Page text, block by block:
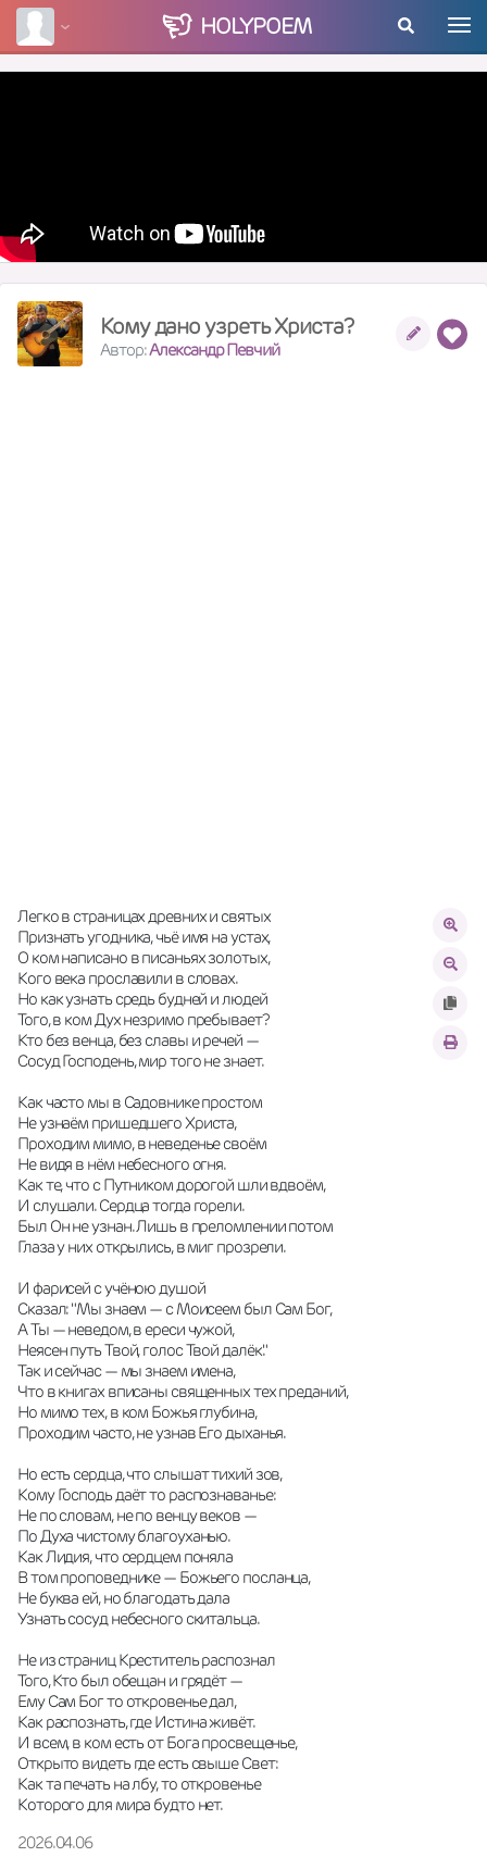
HOLYPOEM
Кому дано узреть Христа?
Автор:Александр Певчий
Легко в страницах древних и святых
Признать угодника, чьё имя на устах,
О ком написано в писаньях золотых,
Кого века прославили в словах.
Но как узнать средь будней и людей
Того, в ком Дух незримо пребывает?
Кто без венца, без славы и речей —
Сосуд Господень, мир того не знает.
Как часто мы в Садовнике простом
Не узнаём пришедшего Христа,
Проходим мимо, в неведенье своём
Не видя в нём небесного огня.
Как те, что с Путником дорогой шли вдвоём,
И слушали. Сердца тогда горели.
Был Он не узнан. Лишь в преломлении потом
Глаза у них открылись, в миг прозрели.
И фарисей с учёною душой
Сказал: "Мы знаем — с Моисеем был Сам Бог,
А Ты — неведом, в ереси чужой,
Неясен путь Твой, голос Твой далёк."
Так и сейчас — мы знаем имена,
Что в книгах вписаны священных тех преданий,
Но мимо тех, в ком Божья глубина,
Проходим часто, не узнав Его дыханья.
Но есть сердца, что слышат тихий зов,
Кому Господь даёт то распознаванье:
Не по словам, не по венцу веков —
По Духа чистому благоуханью.
Как Лидия, что сердцем поняла
В том проповеднике — Божьего посланца,
Не буква ей, но благодать дала
Узнать сосуд небесного скитальца.
Не из страниц Креститель распознал
Того, Кто был обещан и грядёт —
Ему Сам Бог то откровенье дал,
Как распознать, где Истина живёт.
И всем, в ком есть от Бога просвещенье,
Открыто видеть где есть свыше Свет:
Как та печать на лбу, то откровенье
Которого для мира будто нет.
2026.04.06